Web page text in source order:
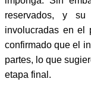
reservados, y
involucradas en el
confirmado que el
partes, lo que
etapa final.